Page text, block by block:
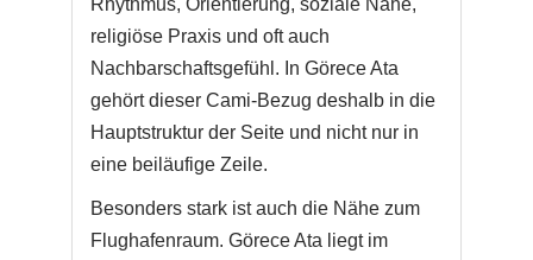
religiöse Praxis und oft auch
Nachbarschaftsgefühl. In Görece Ata
gehört dieser Cami-Bezug deshalb in die
Hauptstruktur der Seite und nicht nur in
eine beiläufige Zeile.
Besonders stark ist auch die Nähe zum
Flughafenraum. Görece Ata liegt im